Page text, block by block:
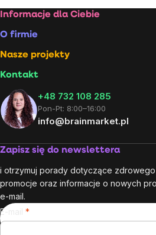
Stopka
Informacje dla Ciebie
O firmie
Nasze projekty
Kontakt
+48 732 108 285
Pon-Pt: 8:00–16:00
info@brainmarket.pl
Zapisz się do newslettera
i otrzymuj porady dotyczące
promocje oraz informacje o nowych
e-mail.
E-mail